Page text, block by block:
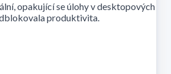
opakující se úlohy v desktopových
produktivita.